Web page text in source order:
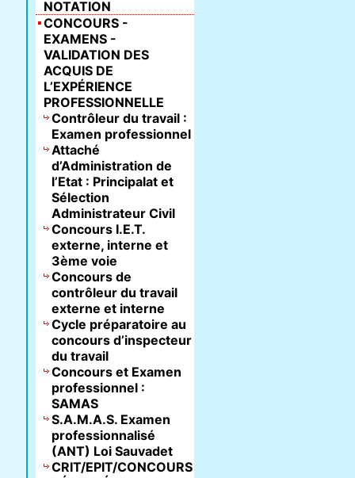
NOTATION
CONCOURS -
EXAMENS -
VALIDATION DES
ACQUIS DE
L’EXPÉRIENCE
PROFESSIONNELLE
Contrôleur du travail :
Examen professionnel
Attaché
d’Administration de
l’Etat : Principalat et
Sélection
Administrateur Civil
Concours I.E.T.
externe, interne et
3ème voie
Concours de
contrôleur du travail
externe et interne
Cycle préparatoire au
concours d’inspecteur
du travail
Concours et Examen
professionnel :
SAMAS
S.A.M.A.S. Examen
professionnalisé
(ANT) Loi Sauvadet
CRIT/EPIT/CONCOURS